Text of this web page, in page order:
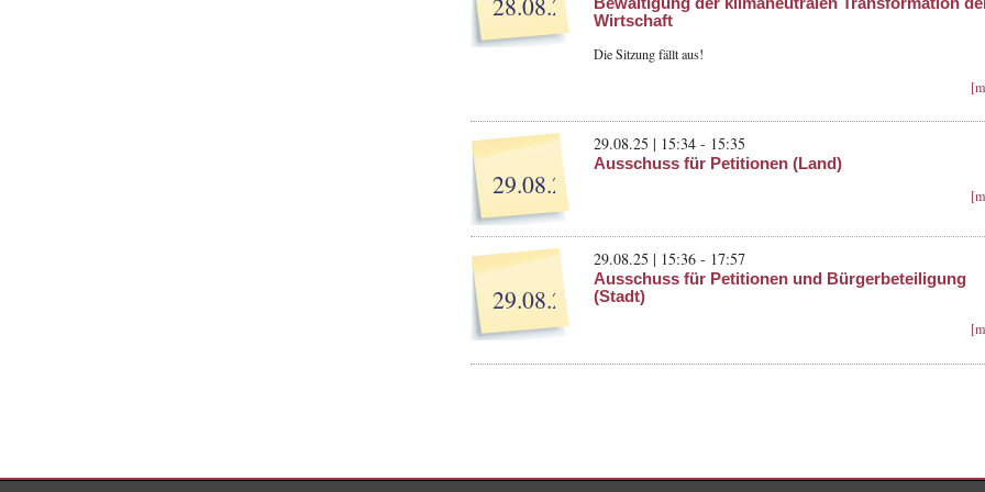
Wirtschaft
Die Sitzung fällt aus!
29.08.25
29.08.25 | 15:34 - 15:35
Ausschuss für Petitionen (Land)
29.08.25
29.08.25 | 15:36 - 17:57
Ausschuss für Petitionen und Bürgerbeteiligung
(Stadt)